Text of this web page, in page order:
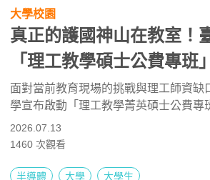
大學校園
真正的護國神山在教室！
「理工教學碩士公費專班」
面對當前教育現場的挑戰與理工師資缺
學宣布啟動「理工教學菁英碩士公費專
費、津貼與保障教職等措施，號召具科
理工人才投入中學科學教育；同時發表
與使命。
2026.07.13
1460 次觀看
半導體 大學 大學生